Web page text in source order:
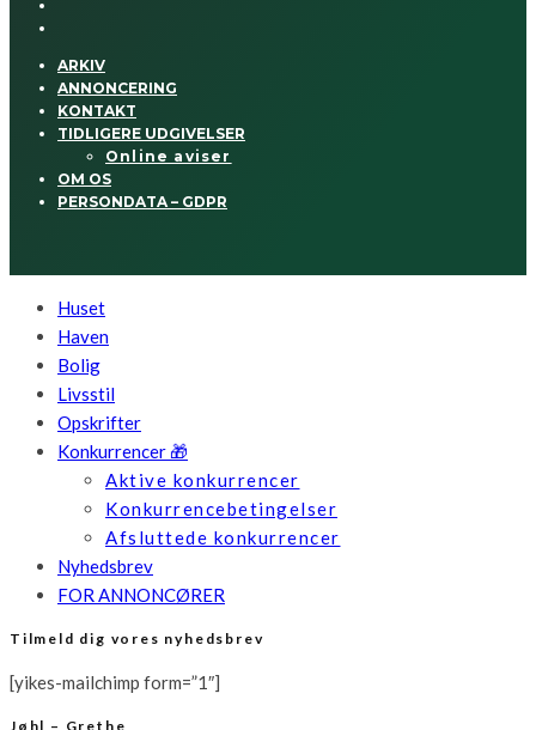
ARKIV
ANNONCERING
KONTAKT
TIDLIGERE UDGIVELSER
Online aviser
OM OS
PERSONDATA – GDPR
Huset
Haven
Bolig
Livsstil
Opskrifter
Konkurrencer 🎁
Aktive konkurrencer
Konkurrencebetingelser
Afsluttede konkurrencer
Nyhedsbrev
FOR ANNONCØRER
Tilmeld dig vores nyhedsbrev
[yikes-mailchimp form=”1″]
Jøhl – Grethe